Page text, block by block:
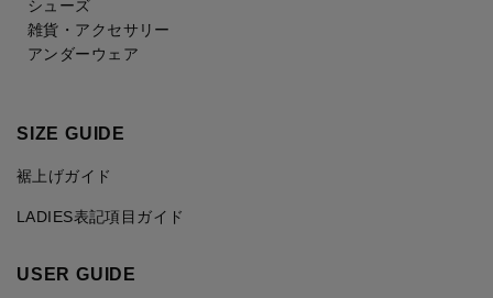
シューズ
雑貨・アクセサリー
アンダーウェア
SIZE GUIDE
裾上げガイド
LADIES表記項目ガイド
USER GUIDE